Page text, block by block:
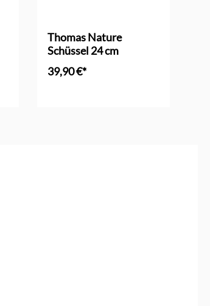
Thomas Nature
Schüssel 24 cm
39,90 €*